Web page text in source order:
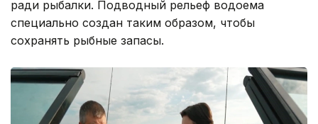
ради рыбалки. Подводный рельеф водоема
специально создан таким образом, чтобы
сохранять рыбные запасы.